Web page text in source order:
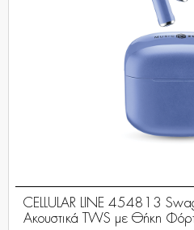
CELLULAR LINE 454813
Ακουστικά TWS με Θήκη